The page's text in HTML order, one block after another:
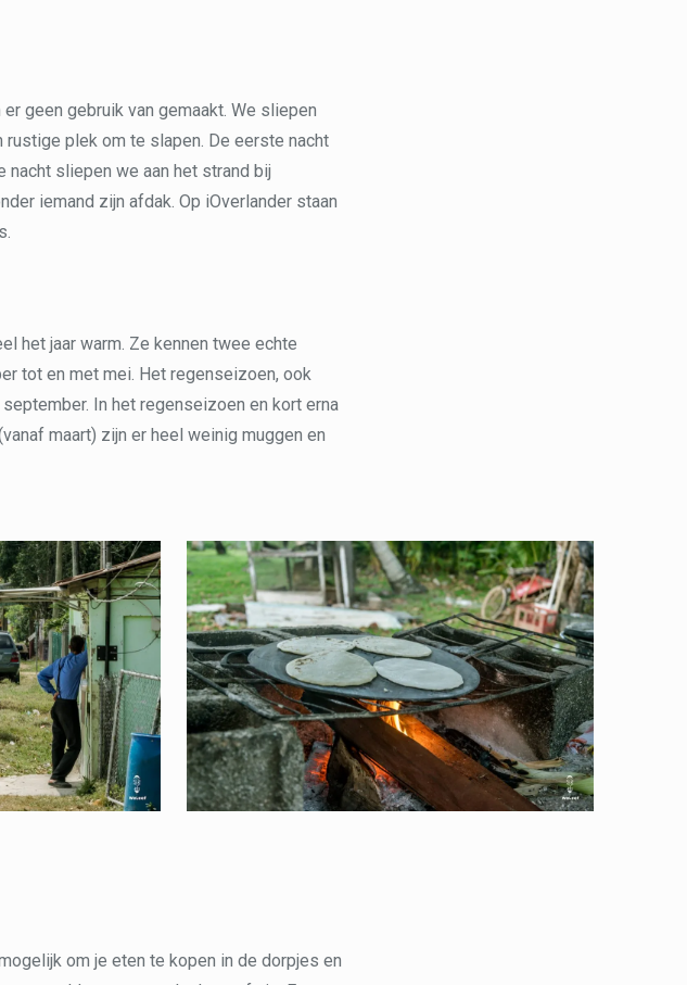
geen gebruik van gemaakt. We sliepen
plek om te slapen. De eerste nacht
sliepen we aan het strand bij
iemand zijn afdak. Op iOverlander staan
het jaar warm. Ze kennen twee echte
tot en met mei. Het regenseizoen, ook
In het regenseizoen en kort erna
maart) zijn er heel weinig muggen en
om je eten te kopen in de dorpjes en